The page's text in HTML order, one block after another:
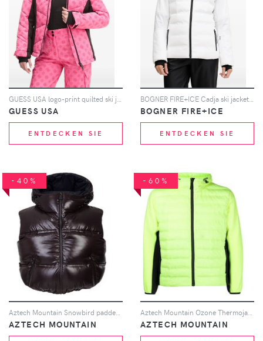
GUESS USA logo-print quilted ski jacket - Rosa
GUESS USA
ENTDECKEN SIE
BOGNER FIRE+ICE Cadja ski jacket - Weiß
BOGNER FIRE+ICE
ENTDECKEN SIE
-40%
AZTECH MOUNTAIN
-60%
AZTECH MOUNTAIN